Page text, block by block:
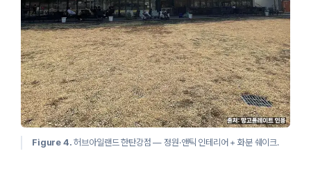
Figure 4. 허브아일랜드 한탄강점 — 정원·앤틱 인테리어 + 화분 쉐이크.